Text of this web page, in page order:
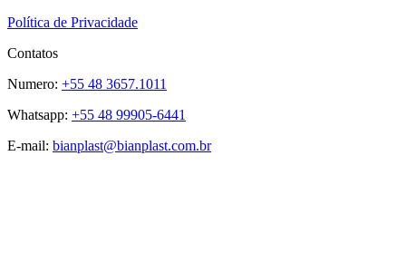
Política de Privacidade
Contatos
Numero: +55 48 3657.1011
Whatsapp: +55 48 99905-6441
E-mail: bianplast@bianplast.com.br